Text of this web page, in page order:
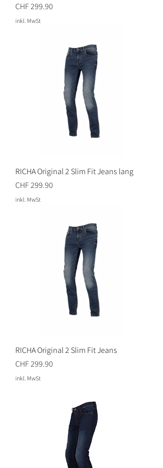
Preis
CHF 299.90
inkl. MwSt
RICHA Original 2 Slim Fit Jeans lang
Preis
CHF 299.90
inkl. MwSt
RICHA Original 2 Slim Fit Jeans
Preis
CHF 299.90
inkl. MwSt